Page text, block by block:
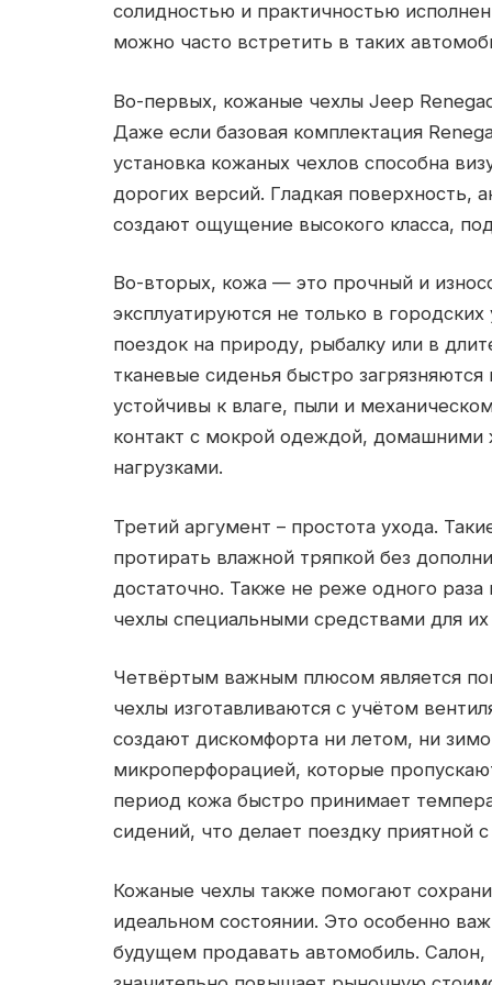
солидностью и практичностью
можно часто встретить в таких
Во-первых, кожаные чехлы Jeep
Даже если базовая комплектация
установка кожаных чехлов способна
дорогих версий. Гладкая поверхность,
создают ощущение высокого класса,
Во-вторых, кожа — это прочный и
эксплуатируются не только в
поездок на природу, рыбалку или в
тканевые сиденья быстро
устойчивы к влаге, пыли и
контакт с мокрой одеждой,
нагрузками.
Третий аргумент – простота ухода.
протирать влажной тряпкой без
достаточно. Также не реже одного
чехлы специальными средствами для
Четвёртым важным плюсом является
чехлы изготавливаются с учётом
создают дискомфорта ни летом, ни
микроперфорацией, которые
период кожа быстро принимает
сидений, что делает поездку приятной
Кожаные чехлы также помогают
идеальном состоянии. Это особенно
будущем продавать автомобиль.